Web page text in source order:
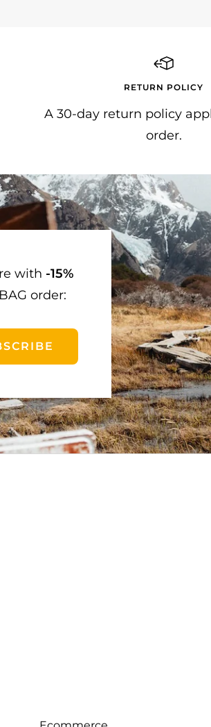
RETURN POLICY
A 30-day return policy
order.
with -15%
order: